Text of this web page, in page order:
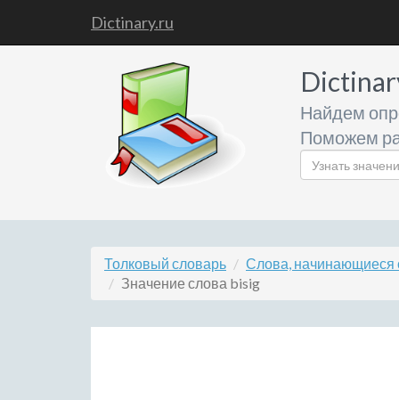
Dictinary.ru
Найдем
Поможем
Толковый словарь
Слова, начинающиеся
Значение слова bisig